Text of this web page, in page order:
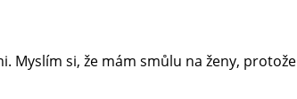
Myslím si, že mám smůlu na ženy, protože